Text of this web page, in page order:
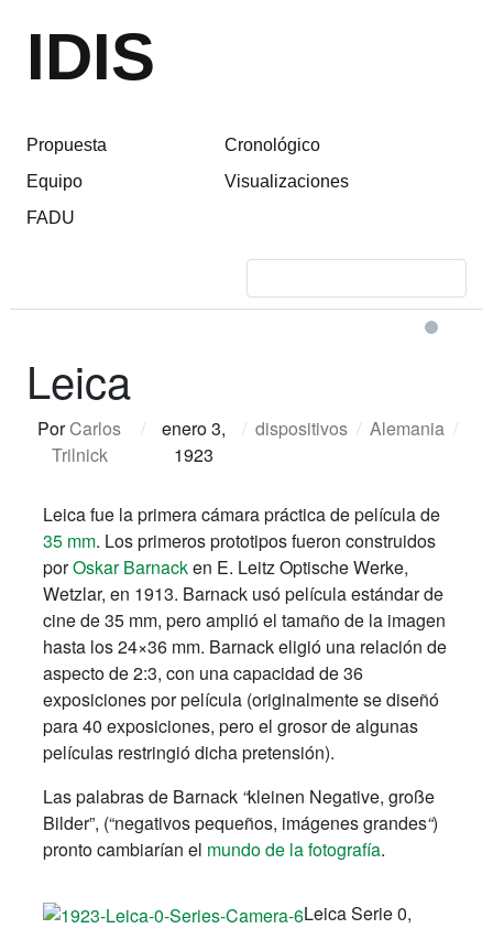
IDIS
Propuesta
Equipo
FADU
Cronológico
Visualizaciones
Leica
PorCarlos
Trilnick
/
enero 3,
1923
/ dispositivos / Alemania /
Leica fue la primera cámara práctica de película de
35 mm. Los primeros prototipos fueron construidos
porOskar Barnacken E. Leitz Optische Werke,
Wetzlar, en 1913. Barnack usó película estándar de
cine de 35 mm, pero amplió el tamaño de la imagen
hasta los 24×36 mm. Barnack eligió una relación de
aspecto de 2:3, con una capacidad de 36
exposiciones por película (originalmente se diseñó
para 40 exposiciones, pero el grosor de algunas
películas restringió dicha pretensión).
Las palabras de Barnack “kleinen Negative, große
Bilder”, (“negativos pequeños, imágenes grandes“)
pronto cambiarían el mundo de la fotografía.
Leica Serie 0,